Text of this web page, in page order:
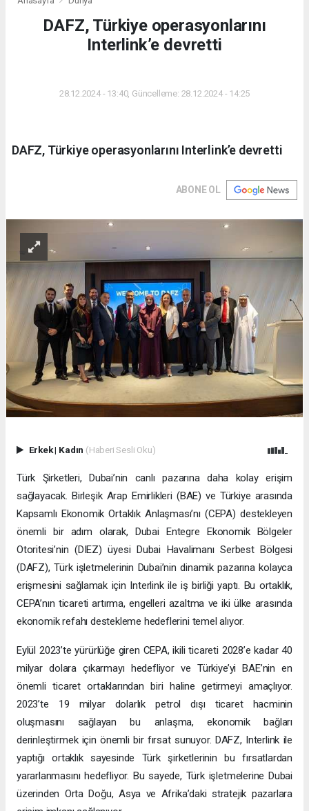
DAFZ, Türkiye operasyonlarını
Interlink’e devretti
28.12.2024 - 13:40, Güncelleme: 28.12.2024 - 14:25
DAFZ, Türkiye operasyonlarını Interlink’e devretti
ABONE OL
Erkek| Kadın (Haberi Sesli Oku)
Türk Şirketleri, Dubai’nin canlı pazarına daha kolay erişim
sağlayacak. Birleşik Arap Emirlikleri (BAE) ve Türkiye arasında
Kapsamlı Ekonomik Ortaklık Anlaşması’nı (CEPA) destekleyen
önemli bir adım olarak, Dubai Entegre Ekonomik Bölgeler
Otoritesi’nin (DIEZ) üyesi Dubai Havalimanı Serbest Bölgesi
(DAFZ), Türk işletmelerinin Dubai’nin dinamik pazarına kolayca
erişmesini sağlamak için Interlink ile iş birliği yaptı. Bu ortaklık,
CEPA’nın ticareti artırma, engelleri azaltma ve iki ülke arasında
ekonomik refahı destekleme hedeflerini temel alıyor.
Eylül 2023’te yürürlüğe giren CEPA, ikili ticareti 2028’e kadar 40
milyar dolara çıkarmayı hedefliyor ve Türkiye’yi BAE’nin en
önemli ticaret ortaklarından biri haline getirmeyi amaçlıyor.
2023’te 19 milyar dolarlık petrol dışı ticaret hacminin
oluşmasını sağlayan bu anlaşma, ekonomik bağları
derinleştirmek için önemli bir fırsat sunuyor. DAFZ, Interlink ile
yaptığı ortaklık sayesinde Türk şirketlerinin bu fırsatlardan
yararlanmasını hedefliyor. Bu sayede, Türk işletmelerine Dubai
üzerinden Orta Doğu, Asya ve Afrika’daki stratejik pazarlara